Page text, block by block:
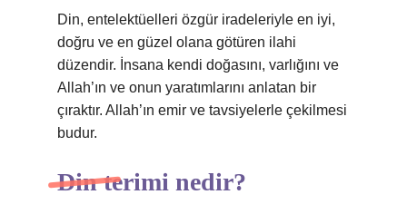
Din, entelektüelleri özgür iradeleriyle en iyi,
doğru ve en güzel olana götüren ilahi
düzendir. İnsana kendi doğasını, varlığını ve
Allah’ın ve onun yaratımlarını anlatan bir
çıraktır. Allah’ın emir ve tavsiyelerle çekilmesi
budur.
Din terimi nedir?